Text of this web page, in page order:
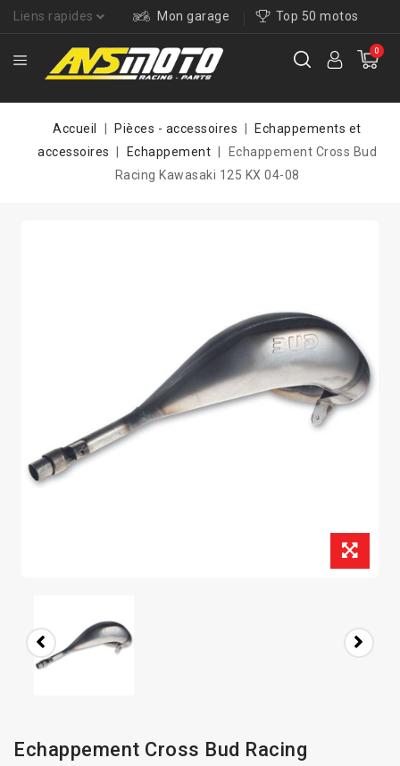
Liens rapides Mon garage Top 50 motos
0
Accueil Pièces - accessoires
Echappements et
accessoires
Echappement
Echappement Cross Bud
Racing Kawasaki 125 KX 04-08
Echappement Cross Bud Racing